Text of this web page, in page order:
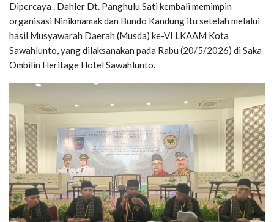
Dipercaya . Dahler Dt. Panghulu Sati kembali memimpin
organisasi Ninikmamak dan Bundo Kandung itu setelah melalui
hasil Musyawarah Daerah (Musda) ke-VI LKAAM Kota
Sawahlunto, yang dilaksanakan pada Rabu (20/5/2026) di Saka
Ombilin Heritage Hotel Sawahlunto.